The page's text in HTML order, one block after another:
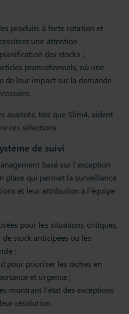
produits à forte rotation et
une attention
des stocks ;
promotionnels, où une
de leur impact sur la demande
avancés, tels que Slim4, aident
ces sélections.
de suivi
basé sur l’exception
place qui permet la surveillance
et leur attribution à l’équipe
pour les situations critiques,
stock anticipées ou les
;
pour prioriser les tâches en
et urgence ;
montrant l’état des exceptions
résolution.